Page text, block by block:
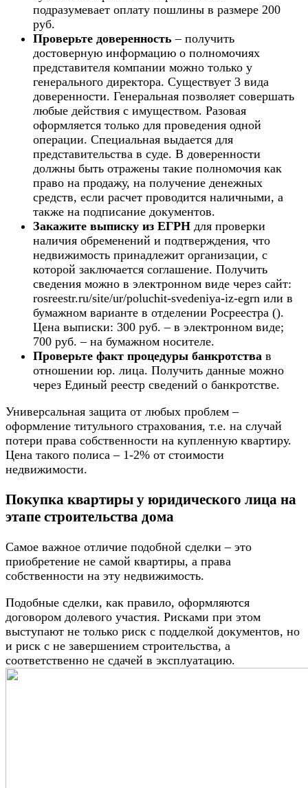
подразумевает оплату пошлины в размере 200
руб.
Проверьте доверенность – получить
достоверную информацию о полномочиях
представителя компании можно только у
генерального директора. Существует 3 вида
доверенности. Генеральная позволяет совершать
любые действия с имуществом. Разовая
оформляется только для проведения одной
операции. Специальная выдается для
представительства в суде. В доверенности
должны быть отражены такие полномочия как
право на продажу, на получение денежных
средств, если расчет проводится наличными, а
также на подписание документов.
Закажите выписку из ЕГРН для проверки
наличия обременений и подтверждения, что
недвижимость принадлежит организации, с
которой заключается соглашение. Получить
сведения можно в электронном виде через сайт:
rosreestr.ru/site/ur/poluchit-svedeniya-iz-egrn или в
бумажном варианте в отделении Росреестра ().
Цена выписки: 300 руб. – в электронном виде;
700 руб. – на бумажном носителе.
Проверьте факт процедуры банкротства в
отношении юр. лица. Получить данные можно
через Единый реестр сведений о банкротстве.
Универсальная защита от любых проблем –
оформление титульного страхования, т.е. на случай
потери права собственности на купленную квартиру.
Цена такого полиса – 1-2% от стоимости
недвижимости.
Покупка квартиры у юридического лица на
этапе строительства дома
Самое важное отличие подобной сделки – это
приобретение не самой квартиры, а права
собственности на эту недвижимость.
Подобные сделки, как правило, оформляются
договором долевого участия. Рисками при этом
выступают не только риск с подделкой документов, но
и риск с не завершением строительства, а
соответственно не сдачей в эксплуатацию.